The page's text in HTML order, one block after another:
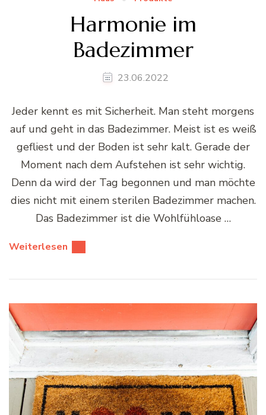
Harmonie im
Badezimmer
23.06.2022
Jeder kennt es mit Sicherheit. Man steht morgens
auf und geht in das Badezimmer. Meist ist es weiß
gefliest und der Boden ist sehr kalt. Gerade der
Moment nach dem Aufstehen ist sehr wichtig.
Denn da wird der Tag begonnen und man möchte
dies nicht mit einem sterilen Badezimmer machen.
Das Badezimmer ist die Wohlfühloase …
Weiterlesen